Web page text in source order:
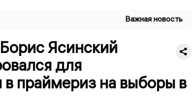
Важная новость
Ясинский
для
в праймериз на выборы в